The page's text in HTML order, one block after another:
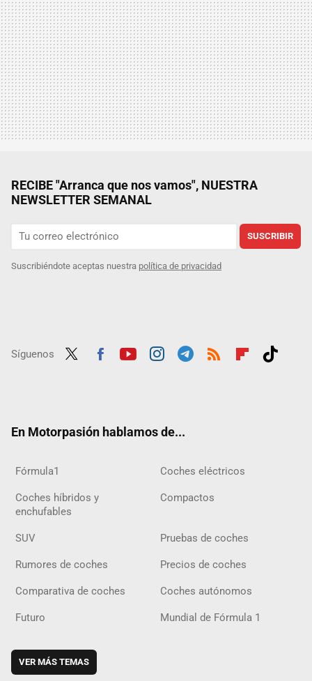
RECIBE "Arranca que nos vamos", NUESTRA
NEWSLETTER SEMANAL
SUSCRIBIR
Suscribiéndote aceptas nuestra política de privacidad
Síguenos
En Motorpasión hablamos de...
Fórmula1 Coches eléctricos
Coches híbridos y
enchufables
Compactos
SUV Pruebas de coches
Rumores de coches Precios de coches
Comparativa de coches Coches autónomos
Futuro Mundial de Fórmula 1
VER MÁS TEMAS